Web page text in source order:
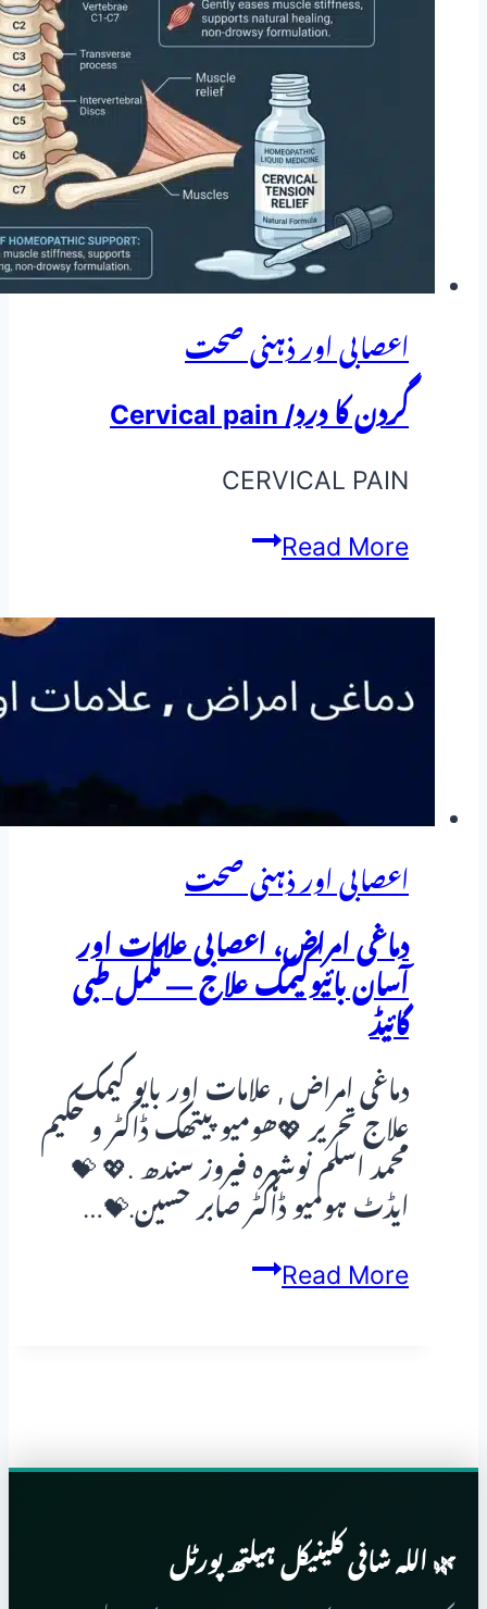
Spur
کا
مکمل
ہومیوپیتھک
و
دیسی
علاج
اعصابی اور ذہنی صحت
گردن کا درد/ Cervical pain
CERVICAL PAIN
Read Moreگردن
درد/
pain
اعصابی اور ذہنی صحت
دماغی امراض، اعصابی علامات اور
آسان بائیوکیمک علاج — مکمل طبی
گائیڈ
دماغی امراض , علامات اور بایو کیمک
علاج تحریر 💖ھومیو پیتھک ڈاکٹر و حکیم
محمد اسلم نوشہرہ فیروز سندھ .💖 💝
ایڈٹ ہومیو ڈاکٹر صابر حسین.💝…
Read Moreدماغی
آسان
علاج
—
🌿 اللہ شافی کلینیکل ہیلتھ پورٹل